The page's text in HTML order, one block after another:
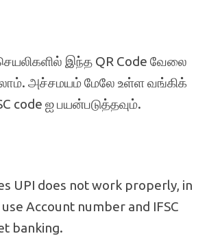
செயலிகளில் இந்த QR Code வேலை
அச்சமயம் மேலே உள்ள வங்கிக்
code ஐ பயன்படுத்தவும்.
UPI does not work properly, in
Account number and IFSC
banking.